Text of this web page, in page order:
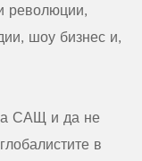
революции,
шоу бизнес и,
САЩ и да не
в